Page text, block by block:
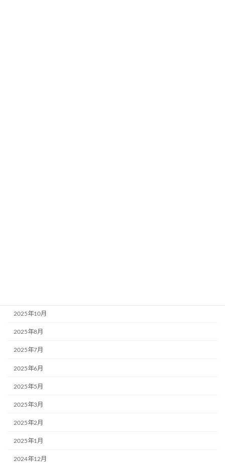
2025年10月
2025年8月
2025年7月
2025年6月
2025年5月
2025年3月
2025年2月
2025年1月
2024年12月